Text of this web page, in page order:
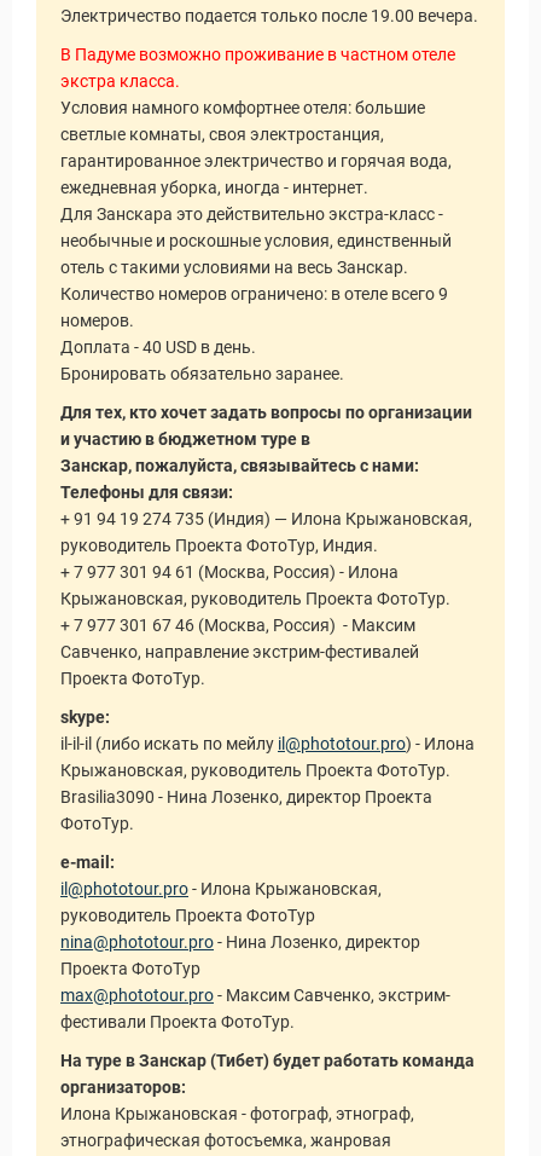
Туры
Электричество подается только после 19.00 вечера.
В Падуме возможно проживание в частном отеле
экстра класса.
Условия намного комфортнее отеля: большие
светлые комнаты, своя электростанция,
гарантированное электричество и горячая вода,
ежедневная уборка, иногда - интернет.
Для Занскара это действительно экстра-класс -
необычные и роскошные условия, единственный
отель с такими условиями на весь Занскар.
Количество номеров ограничено: в отеле всего 9
номеров.
Доплата - 40 USD в день.
Бронировать обязательно заранее.
Для тех, кто хочет задать вопросы по организации
и участию в бюджетном туре в
Занскар, пожалуйста, связывайтесь с нами:
Телефоны для связи:
+ 91 94 19 274 735 (Индия) — Илона Крыжановская,
руководитель Проекта ФотоТур, Индия.
+ 7 977 301 94 61 (Москва, Россия) - Илона
Крыжановская, руководитель Проекта ФотоТур.
+ 7 977 301 67 46 (Москва, Россия) - Максим
Савченко, направление экстрим-фестивалей
Проекта ФотоТур.
skype:
il-il-il (либо искать по мейлу il@phototour.pro) - Илона
Крыжановская, руководитель Проекта ФотоТур.
Brasilia3090 - Нина Лозенко, директор Проекта
ФотоТур.
e-mail:
il@phototour.pro- Илона Крыжановская,
руководитель Проекта ФотоТур
nina@phototour.pro- Нина Лозенко, директор
Проекта ФотоТур
max@phototour.pro- Максим Савченко, экстрим-
фестивали Проекта ФотоТур.
На туре в Занскар (Тибет) будет работать команда
организаторов:
Илона Крыжановская - фотограф, этнограф,
этнографическая фотосъемка, жанровая